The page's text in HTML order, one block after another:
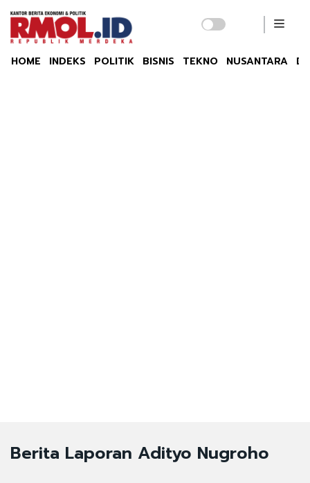
HOME INDEKS POLITIK BISNIS TEKNO NUSANTARA
Berita Laporan Adityo Nugroho